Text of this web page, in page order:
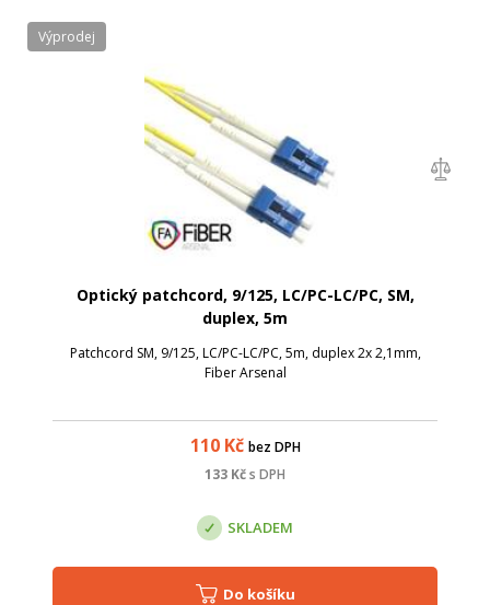
Optický patchcord, 9/125, LC/PC-LC/PC, SM,
duplex, 5m
Patchcord SM, 9/125, LC/PC-LC/PC, 5m, duplex 2x 2,1mm,
Fiber Arsenal
110Kč bez DPH
133 Kčs DPH
Výprodej
SKLADEM
Do košíku